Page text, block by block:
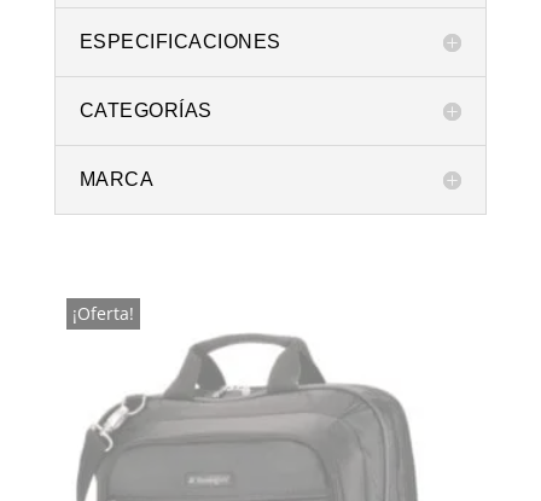
ESPECIFICACIONES
CATEGORÍAS
MARCA
¡Oferta!